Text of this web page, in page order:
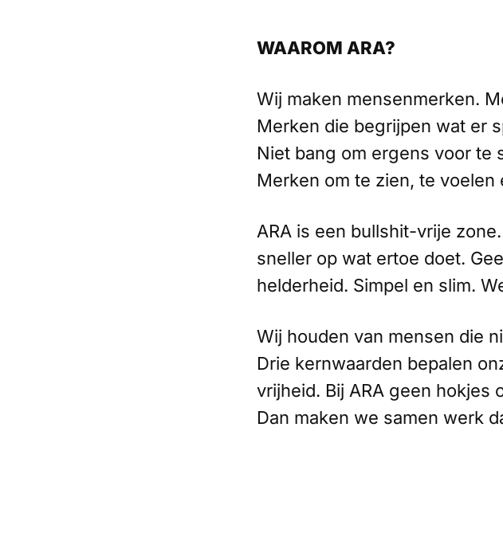
WAAROM ARA?
Wij maken mensenmerken.
Merken die begrijpen wat er
Niet bang om ergens voor te
Merken om te zien, te
ARA is een bullshit-vrije
sneller op wat ertoe doet.
helderheid. Simpel en slim.
Wij houden van mensen die
Drie kernwaarden bepalen
vrijheid. Bij ARA geen hokjes
Dan maken we samen werk